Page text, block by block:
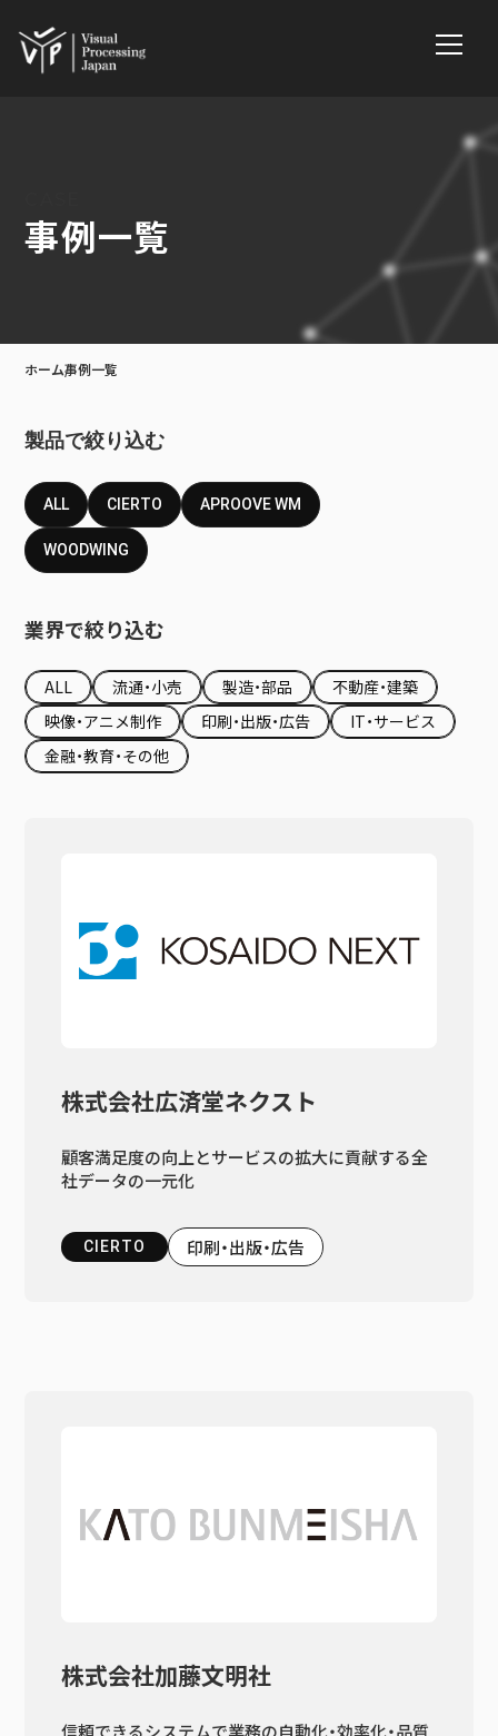
事例一覧
ホーム事例一覧
製品で絞り込む
ALL CIERTO APROOVE WM
WOODWING
業界で絞り込む
ALL 流通・小売 製造・部品
不動産・建築
映像・アニメ制作
印刷・出版・広告
IT・サービス
金融・教育・その他
株式会社広済堂ネクスト
顧客満足度の向上とサービスの拡大に貢献する全
社データの一元化
CIERTO 印刷・出版・広告
株式会社加藤文明社
信頼できるシステムで業務の自動化・効率化・品質